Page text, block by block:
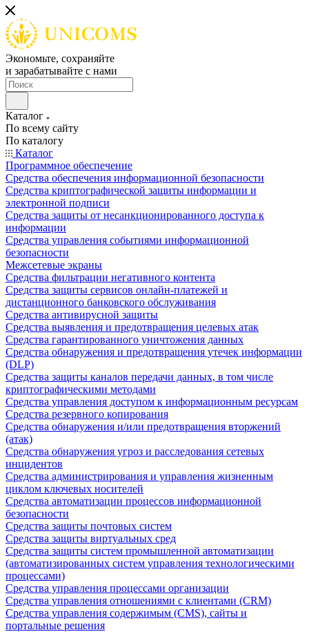
Экономьте, сохраняйте
и зарабатывайте с нами
Каталог
По всему сайту
По каталогу
Каталог
Программное обеспечение
Средства обеспечения информационной безопасности
Средства криптографической защиты информации и
электронной подписи
Средства защиты от несанкционированного доступа к
информации
Средства управления событиями информационной
безопасности
Межсетевые экраны
Средства фильтрации негативного контента
Средства защиты сервисов онлайн-платежей и
дистанционного банковского обслуживания
Средства антивирусной защиты
Средства выявления и предотвращения целевых атак
Средства гарантированного уничтожения данных
Средства обнаружения и предотвращения утечек информации
(DLP)
Средства защиты каналов передачи данных, в том числе
криптографическими методами
Средства управления доступом к информационным ресурсам
Средства резервного копирования
Средства обнаружения и/или предотвращения вторжений
(атак)
Средства обнаружения угроз и расследования сетевых
инцидентов
Средства администрирования и управления жизненным
циклом ключевых носителей
Средства автоматизации процессов информационной
безопасности
Средства защиты почтовых систем
Средства защиты виртуальных сред
Средства защиты систем промышленной автоматизации
(автоматизированных систем управления технологическими
процессами)
Средства управления процессами организации
Средства управления отношениями с клиентами (CRM)
Средства управления содержимым (CMS), сайты и
портальные решения